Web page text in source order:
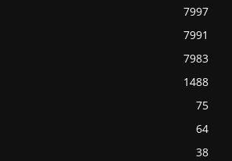
7997
7991
7983
1488
75
64
38